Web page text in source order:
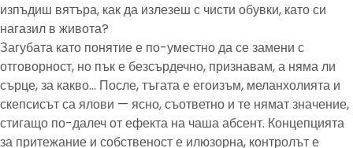
изпъдиш вятъра, как да излезеш с чисти обувки, като си
нагазил в живота?
Загубата като понятие е по-уместно да се замени с
отговорност, но пък е безсърдечно, признавам, а няма ли
сърце, за какво… После, тъгата е егоизъм, меланхолията и
скепсисът са ялови — ясно, съответно и те нямат значение,
стигащо по-далеч от ефекта на чаша абсент. Концепцията
за притежание и собственост е илюзорна, контролът е